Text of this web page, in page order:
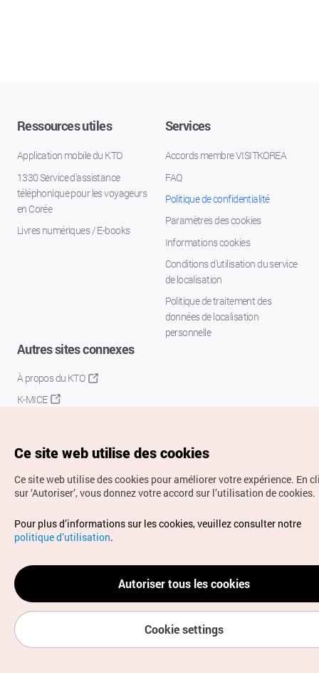
Ressources utiles
Application mobile du KTO
1330 Service d'assistance
téléphonique pour les voyageurs
en Corée
Livres numériques / E-books
Services
Accords membre VISITKOREA
FAQ
Politique de confidentialité
Paramètres des cookies
Informations cookies
Conditions d’utilisation du service
de localisation
Politique de traitement des
données de localisation
personnelle
Autres sites connexes
À propos du KTO
K-MICE
Droits d’auteur (c) Office National du Tourisme en Corée.
Tous droits réservés.
Pour les rapports d'erreurs et demandes de renseignements,
adressez vos demandes à
info.ontc@gmail.com
Ce site web utilise des cookies
Ce site web utilise des cookies pour améliorer votre expérience. En
sur ‘Autoriser’, vous donnez votre accord sur l’utilisation de cookies.
Pour plus d’informations sur les cookies, veuillez consulter notre
politique d’utilisation.
Autoriser tous les cookies
Cookie settings